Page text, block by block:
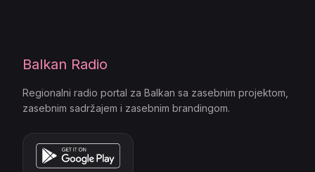
Balkan Radio
Regionalni radio portal za Balkan sa zasebnim projektom,
zasebnim sadržajem i zasebnim brandingom.